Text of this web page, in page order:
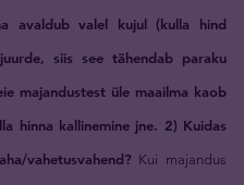
avaldub valel kujul (kulla hind
siis see tähendab paraku
majandustest üle maailma kaob
hinna kallinemine jne. 2) Kuidas
vahetusvahend? Kui majandus